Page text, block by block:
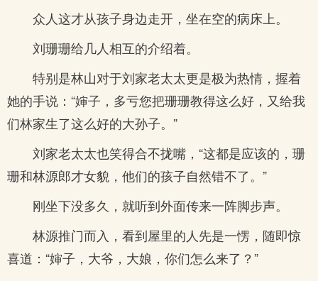
众人这才从孩子身边走开，坐在空的病床上。
刘珊珊给几人相互的介绍着。
特别是林山对于刘家老太太更是极为热情，握着
她的手说：“婶子，多亏您把珊珊教得这么好，又给我
们林家生了这么好的大孙子。”
刘家老太太也笑得合不拢嘴，“这都是应该的，珊
珊和林源郎才女貌，他们的孩子自然错不了。”
刚坐下没多久，就听到外面传来一阵脚步声。
林源推门而入，看到屋里的人先是一愣，随即惊
喜道：“婶子，大爷，大娘，你们怎么来了？”